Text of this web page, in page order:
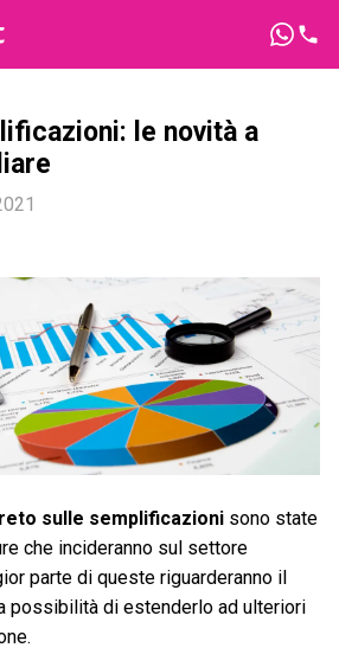
le novità a
sulle semplificazioni sono state
che incideranno sul settore
parte di queste riguarderanno il
possibilità di estenderlo ad ulteriori